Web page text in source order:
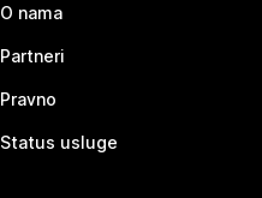
O nama
Partneri
Pravno
Status usluge